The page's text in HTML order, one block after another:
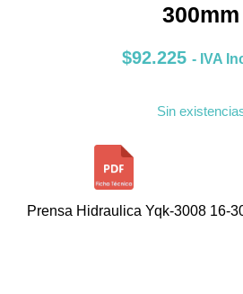
300mm
$92.225 - IVA
Sin
Prensa Hidraulica Yqk-3008 16-